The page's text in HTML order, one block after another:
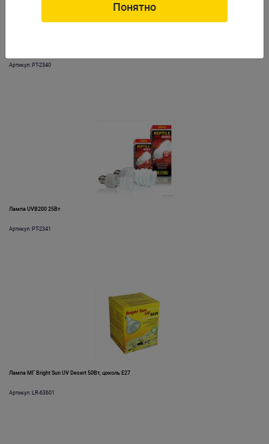
Артикул: PT-2340
Лампа UVB200 25Вт
Артикул: PT-2341
Лампа МГ Bright Sun UV Desert 50Вт, цоколь Е27
Артикул: LR-63601
Понятно